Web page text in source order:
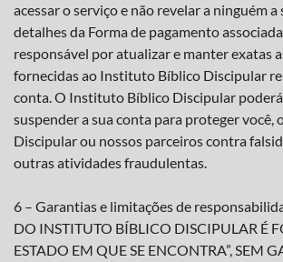
acessar o serviço e não revelar a ninguém a
detalhes da Forma de pagamento
responsável por atualizar e manter exatas
fornecidas ao Instituto Bíblico Discipular
conta. O Instituto Bíblico Discipular
suspender a sua conta para proteger
Discipular ou nossos parceiros contra
outras atividades fraudulentas.
6 – Garantias e limitações de
DO INSTITUTO BÍBLICO DISCIPULAR É
ESTADO EM QUE SE ENCONTRA”, SEM